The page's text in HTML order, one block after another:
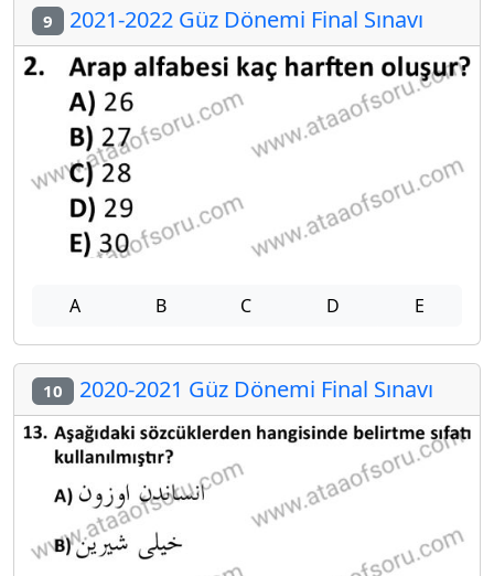
9 2021-2022 Güz Dönemi Final Sınavı
A B C D E
10 2020-2021 Güz Dönemi Final Sınavı